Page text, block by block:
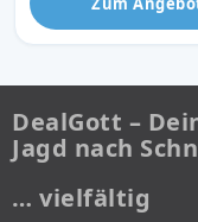
DealGott –
Jagd nach
… vielfältig